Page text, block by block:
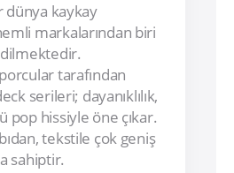
dünya kaykay
markalarından biri
tarafından
serileri; dayanıklılık,
pop hissiyle öne çıkar.
tekstile çok geniş
sahiptir.